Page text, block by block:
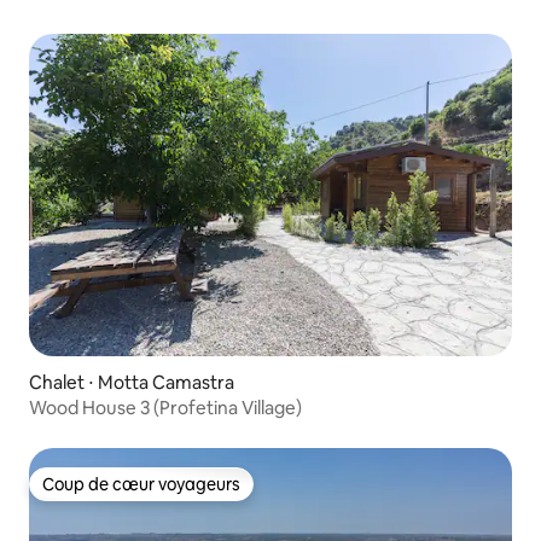
Chalet ⋅ Motta Camastra
Wood House 3 (Profetina Village)
Coup de cœur voyageurs
Coup de cœur voyageurs